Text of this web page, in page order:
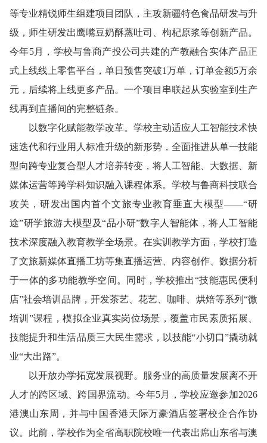
等专业精锐师生组建项目团队，主攻新疆特色食品研发与升
级，师生研发出鹰嘴豆奶酥蒸吐司、枸杞原浆等创新产品。
今年5月，学校与鲁商产投公司共建的产教融合实体产品正
式上线线上零售平台，单日预售突破1万单，订单金额5万余
元，后续将上线更多产品。一个项目串联起从实验室到生产
线再到直播间的完整链条。
以数字化赋能教学改革。学校主动适应人工智能技术快
速迭代和行业用人标准升级的新形势，全面推进从单一技能
型向跨专业复合型人才培养转变，将人工智能、大数据、新
媒体运营等跨学科知识融入课程体系。学校与鲁商科技联合
攻关，研发出国内首个文旅专业教育垂直大模型——“研
途”研学旅游大模型及“品小研”数字人智能体，将人工智能
技术深度融入教育教学全场景。在实训教学方面，学校打造
了文旅新媒体直播工坊等集直播运营、内容创作、数据分析
于一体的多功能教学空间。同时，学校推出“技能惠民便利
店”社会培训品牌，开发茶艺、花艺、咖啡、烘焙等系列“微
培训”课程，模拟企业真实岗位场景，覆盖市民素质拓展、
技能提升和生活品质三大民生需求，以技能“小切口”撬动就
业“大出路”。
以开放办学拓宽发展视野。服务业的高质量发展离不开
人才的跨区域、跨国界流动。今年5月，学校应邀参加2026
港澳山东周，并与中国香港天际万豪酒店签署校企合作协
议。此前，学校作为全省高职院校唯一代表出席山东省与澳